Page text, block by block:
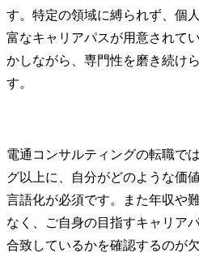
す。特定の領域に縛られず、個
富なキャリアパスが用意されて
かしながら、専門性を磨き続け
す。
電通コンサルティングの転職で
グ以上に、自分がどのような価
言語化が必須です。また年収や
なく、ご自身の目指すキャリア
合致しているかを確認するのが